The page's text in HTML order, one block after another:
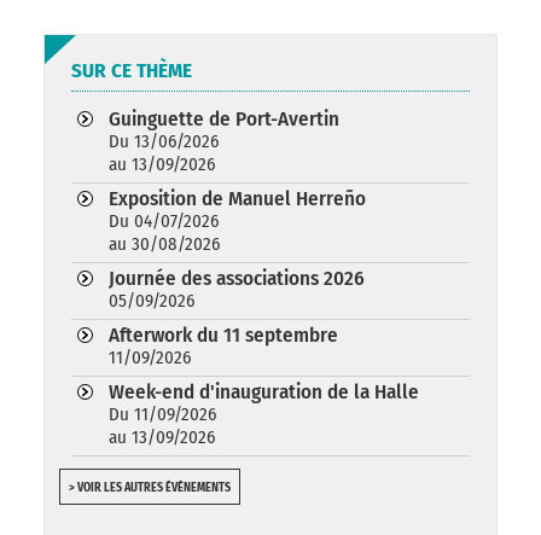
SUR CE THÈME
Guinguette de Port-Avertin
Du 13/06/2026
au 13/09/2026
Exposition de Manuel Herreño
Du 04/07/2026
au 30/08/2026
Journée des associations 2026
05/09/2026
Afterwork du 11 septembre
11/09/2026
Week-end d'inauguration de la Halle
Du 11/09/2026
au 13/09/2026
> VOIR LES AUTRES ÉVÉNEMENTS